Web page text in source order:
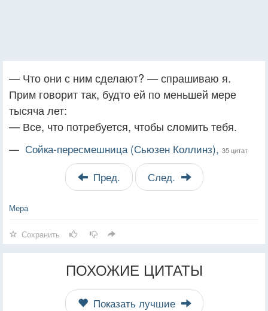
— Что они с ним сделают? — спрашиваю я.
Прим говорит так, будто ей по меньшей мере
тысяча лет:
— Все, что потребуется, чтобы сломить тебя.
— Сойка-пересмешница (Сьюзен Коллинз), 35 цитат
Пред. След.
Мера
Сохранить
ПОХОЖИЕ ЦИТАТЫ
Показать лучшие